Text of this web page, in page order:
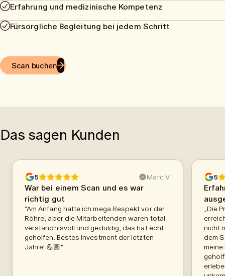
Erfahrung und medizinische Kompetenz
Fürsorgliche Begleitung bei jedem Schritt
Scan buchen
Das sagen Kunden
5 Marc V.
War bei einem Scan und es war
richtig gut
"Am Anfang hatte ich mega Respekt vor der
Röhre, aber die Mitarbeitenden waren total
verständnisvoll und geduldig, das hat echt
geholfen. Bestes Investment der letzten
Jahre! 💪🏼"
5
„Die
nicht
dem